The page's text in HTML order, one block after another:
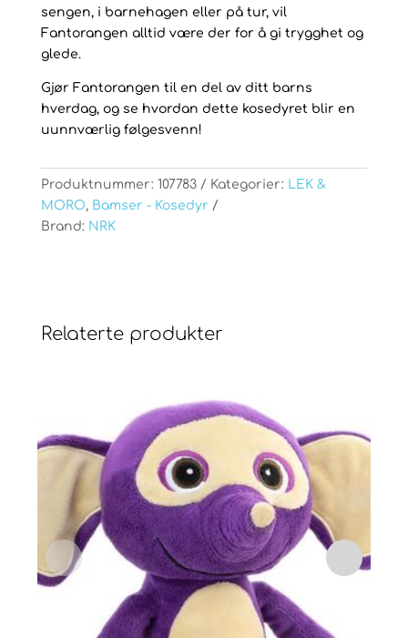
sengen, i barnehagen eller på tur, vil
Fantorangen alltid være der for å gi trygghet og
glede.
Gjør Fantorangen til en del av ditt barns
hverdag, og se hvordan dette kosedyret blir en
uunnværlig følgesvenn!
Produktnummer: 107783 Kategorier: LEK &
MORO, Bamser - Kosedyr
Brand: NRK
Relaterte produkter